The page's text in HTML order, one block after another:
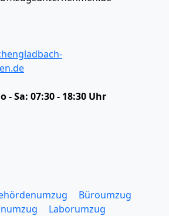
- Sa: 07:30 - 18:30 Uhr
Büroumzug
Laborumzug